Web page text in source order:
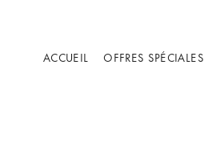
ACCUEIL OFFRES SPÉCIALES